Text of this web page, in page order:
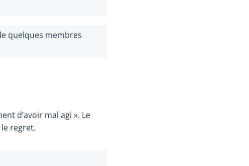
quelques membres
d’avoir mal agi ». Le
regret.